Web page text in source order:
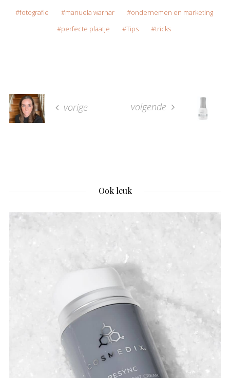
fotografie manuela warnar
ondernemen en marketing
perfecte plaatje
Tips tricks
vorige volgende
Ook leuk